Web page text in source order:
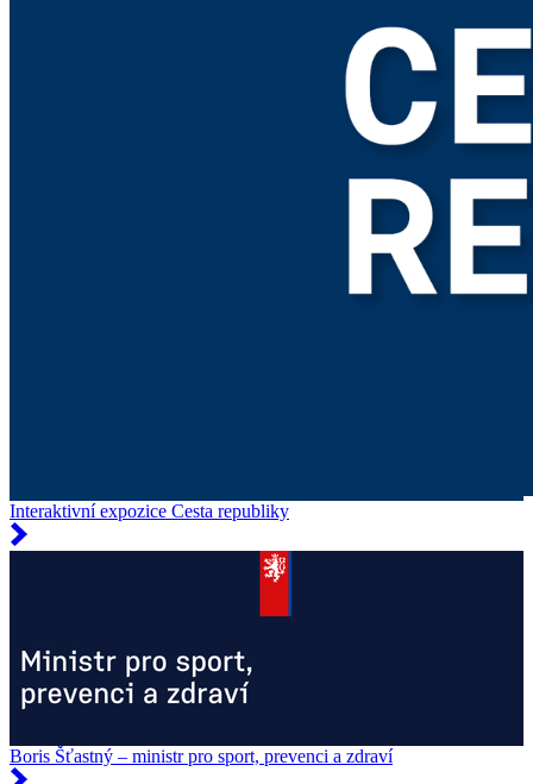
Interaktivní expozice Cesta republiky
Boris Šťastný – ministr pro sport, prevenci a zdraví